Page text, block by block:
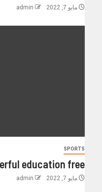
مايو 7, 2022 admin
SPORTS
education free
مايو 7, 2022 admin